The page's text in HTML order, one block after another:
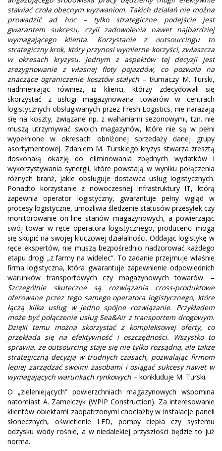
stawiać czoła obecnym wyzwaniom. Takich działań nie można
prowadzić ad hoc – tylko strategiczne podejście jest
gwarantem sukcesu, czyli zadowolenia nawet najbardziej
wymagającego klienta. Korzystanie z outsourcingu to
strategiczny krok, który przynosi wymierne korzyści, zwłaszcza
w okresach kryzysu. Jednym z aspektów tej decyzji jest
zrezygnowanie z własnej floty pojazdów, co pozwala na
znaczące ograniczenie kosztów stałych – tłumaczy M. Turski,
nadmieniając również, iż klienci, którzy zdecydowali się
skorzystać z usługi magazynowana towarów w centrach
logistycznych obsługiwanych przez Fresh Logistics, nie narażają
się na koszty, związane np. z wahaniami sezonowymi, tzn. nie
muszą utrzymywać swoich magazynów, które nie są w pełni
wypełnione w okresach obniżonej sprzedaży danej grupy
asortymentowej. Zdaniem M. Turskiego kryzys stwarza zresztą
doskonałą okazję do eliminowania zbędnych wydatków i
wykorzystywania synergii, które powstają w wyniku połączenia
różnych branż, jakie obsługuje dostawca usług logistycznych.
Ponadto korzystanie z nowoczesnej infrastruktury IT, którą
zapewnia operator logistyczny, gwarantuje pełny wgląd w
procesy logistyczne, umożliwia śledzenie statusów przesyłek czy
monitorowanie on-line stanów magazynowych, a powierzając
swój towar w ręce operatora logistycznego, producenci mogą
się skupić na swojej kluczowej działalności. Oddając logistykę w
ręce ekspertów, nie muszą bezpośrednio nadzorować każdego
etapu drogi „z farmy na widelec”. To zadanie przejmuje właśnie
firma logistyczna, która gwarantuje zapewnienie odpowiednich
warunków transportowych czy magazynowych towarów. –
Szczególnie skuteczne są rozwiązania cross-produktowe
oferowane przez tego samego operatora logistycznego, które
łączą kilka usług w jedno spójne rozwiązanie. Przykładem
może być połączenie usług Sea&Air z transportem drogowym.
Dzięki temu można skorzystać z kompleksowej oferty, co
przekłada się na efektywność i oszczędności. Wszystko to
sprawia, że outsourcing staje się nie tylko rozsądną, ale także
strategiczną decyzją w trudnych czasach, pozwalając firmom
lepiej zarządzać swoimi zasobami i osiągać sukcesy nawet w
wymagających warunkach rynkowych – konkluduje M. Turski.
O „zieleniejących” powierzchniach magazynowych wspomina
natomiast A. Zamelczyk (WPIP Construction). Za interesowanie
klientów obiektami zaopatrzonymi chociażby w instalacje paneli
słonecznych, oświetlenie LED, pompy ciepła czy systemu
odzysku wody rośnie, a w niedalekiej przyszłości będzie to już
norma.